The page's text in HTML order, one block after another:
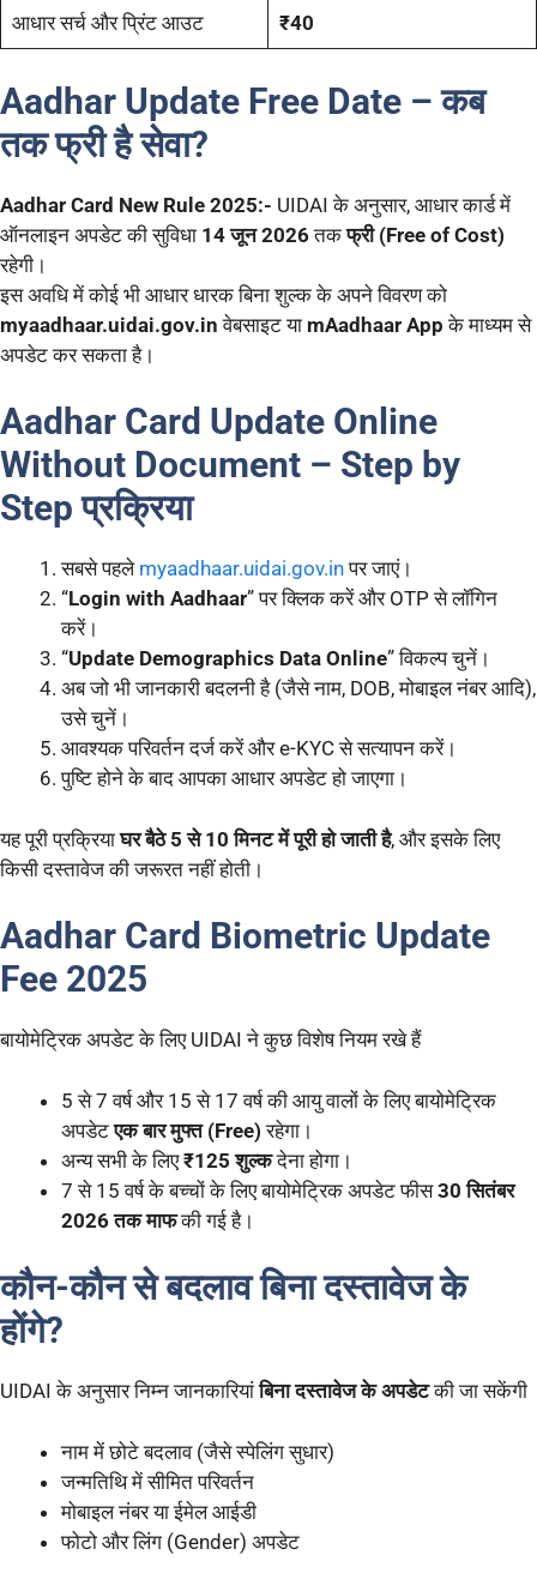
आधार सर्च और प्रिंट आउट ₹40
Aadhar Update Free Date – कब
तक फ्री है सेवा?
Aadhar Card New Rule 2025:- UIDAI के अनुसार, आधार कार्ड में
ऑनलाइन अपडेट की सुविधा 14 जून 2026तकफ्री (Free of Cost)
रहेगी।
इस अवधि में कोई भी आधार धारक बिना शुल्क के अपने विवरण को
myaadhaar.uidai.gov.in वेबसाइट या mAadhaar App के माध्यम से
अपडेट कर सकता है।
Aadhar Card Update Online
Without Document – Step by
Step प्रक्रिया
सबसे पहले myaadhaar.uidai.gov.inपर जाएं।
“Login with Aadhaar” पर क्लिक करें और OTP से लॉगिन
करें।
“Update Demographics Data Online” विकल्प चुनें।
अब जो भी जानकारी बदलनी है (जैसे नाम, DOB, मोबाइल नंबर आदि),
उसे चुनें।
आवश्यक परिवर्तन दर्ज करें और e-KYC से सत्यापन करें।
पुष्टि होने के बाद आपका आधार अपडेट हो जाएगा।
यह पूरी प्रक्रियाघर बैठे 5 से 10 मिनट में पूरी हो जाती है, और इसके लिए
किसी दस्तावेज की जरूरत नहीं होती।
Aadhar Card Biometric Update
Fee 2025
बायोमेट्रिक अपडेट के लिए UIDAI ने कुछ विशेष नियम रखे हैं
5 से 7 वर्ष और 15 से 17 वर्ष की आयु वालों के लिए बायोमेट्रिक
अपडेटएक बार मुफ्त (Free) रहेगा।
अन्य सभी के लिए₹125 शुल्कदेना होगा।
7 से 15 वर्ष के बच्चों के लिए बायोमेट्रिक अपडेट फीस30 सितंबर
2026 तक माफकी गई है।
कौन-कौन से बदलाव बिना दस्तावेज के
होंगे?
UIDAI के अनुसार निम्न जानकारियांबिना दस्तावेज के अपडेटकी जा सकेंगी
नाम में छोटे बदलाव (जैसे स्पेलिंग सुधार)
जन्मतिथि में सीमित परिवर्तन
मोबाइल नंबर या ईमेल आईडी
फोटो और लिंग (Gender) अपडेट